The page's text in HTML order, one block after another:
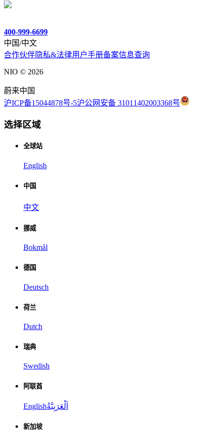
400-999-6699
中国/中文
合作伙伴隐私&法律用户手册备案信息查询
NIO © 2026
蔚来中国
沪ICP备15044878号-5沪公网安备 31011402003368号
选择区域
全球站
English
中国
中文
挪威
Bokmål
德国
Deutsch
荷兰
Dutch
瑞典
Swedish
阿联酋
Englishاَلْعَرَبِيَّةُ
新加坡